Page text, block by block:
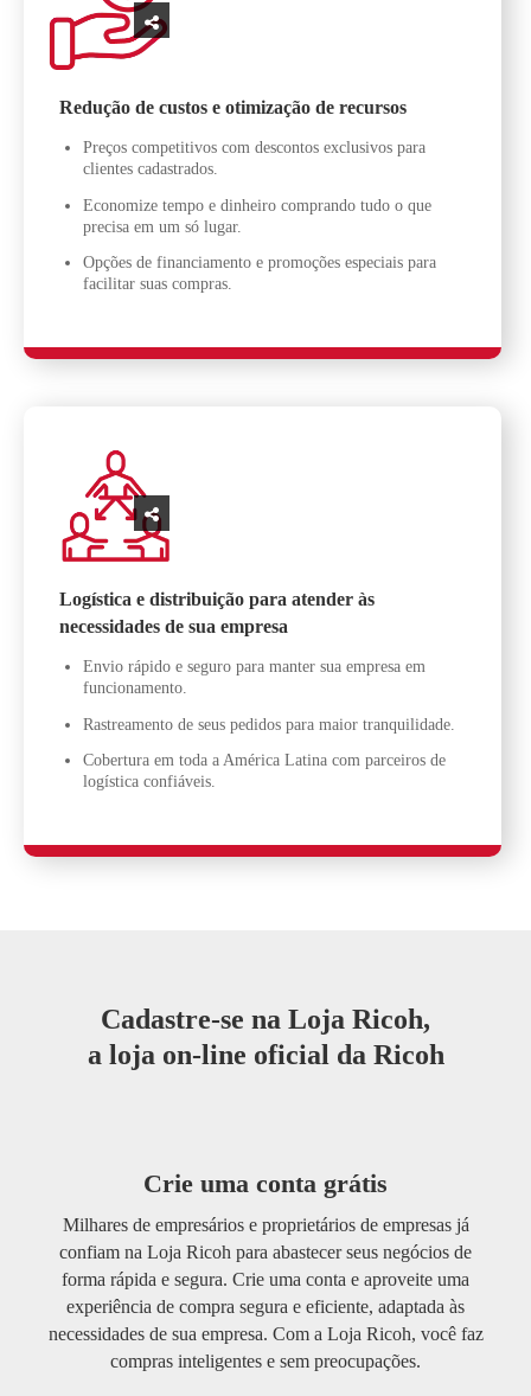
Redução de custos e otimização de recursos
Preços competitivos com descontos exclusivos para
clientes cadastrados.
Economize tempo e dinheiro comprando tudo o que
precisa em um só lugar.
Opções de financiamento e promoções especiais para
facilitar suas compras.
Logística e distribuição para atender às
necessidades de sua empresa
Envio rápido e seguro para manter sua empresa em
funcionamento.
Rastreamento de seus pedidos para maior tranquilidade.
Cobertura em toda a América Latina com parceiros de
logística confiáveis.
Cadastre-se na Loja Ricoh,
a loja on-line oficial da Ricoh
Crie uma conta grátis
Milhares de empresários e proprietários de empresas já
confiam na Loja Ricoh para abastecer seus negócios de
forma rápida e segura. Crie uma conta e aproveite uma
experiência de compra segura e eficiente, adaptada às
necessidades de sua empresa. Com a Loja Ricoh, você faz
compras inteligentes e sem preocupações.